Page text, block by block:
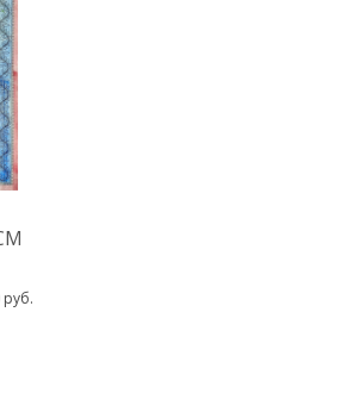
руб.